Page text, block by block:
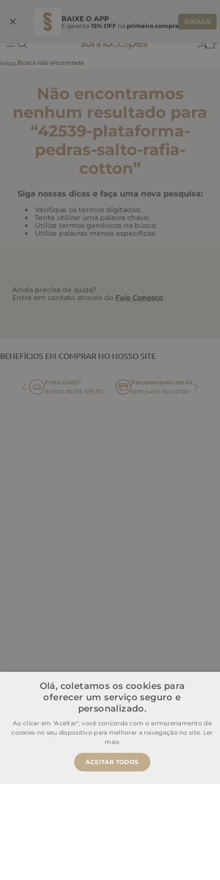
BAIXE O APP
E garanta 15% OFF na primeira compra BAIXAR
BEMVINDASONHO
Não encontramos
nenhum resultado para
“42539-plataforma-
pedras-salto-rafia-
cotton”
Siga nossas dicas e faça uma nova pesquisa:
Verifique os termos digitados;
Tente utilizar uma palavra chave;
Utilize termos genéricos na busca;
Utilize palavras menos específicas.
Ainda precisa de ajuda?
Entre em contato através do Fale Conosco
BENEFÍCIOS EM COMPRAR NO NOSSO SITE
Frete Grátis*
Acima de R$ 499,90
Parcelamento até 6x
sem juros no cartão
Olá, coletamos os cookies para
oferecer um serviço seguro e
personalizado.
Ao clicar em "Aceitar", você concorda com o armazenamento de
cookies no seu dispositivo para melhorar a navegação no site. Ler
mais
ACEITAR TODOS